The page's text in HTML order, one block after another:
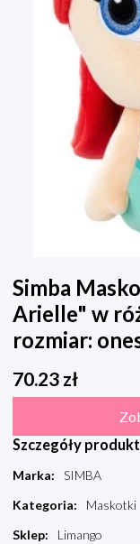
Simba
Arielle" w
rozmiar:
70.23 zł
Szczegóły
Marka:
SIMBA
Kategoria:
Maskotki
Sklep:
Limango